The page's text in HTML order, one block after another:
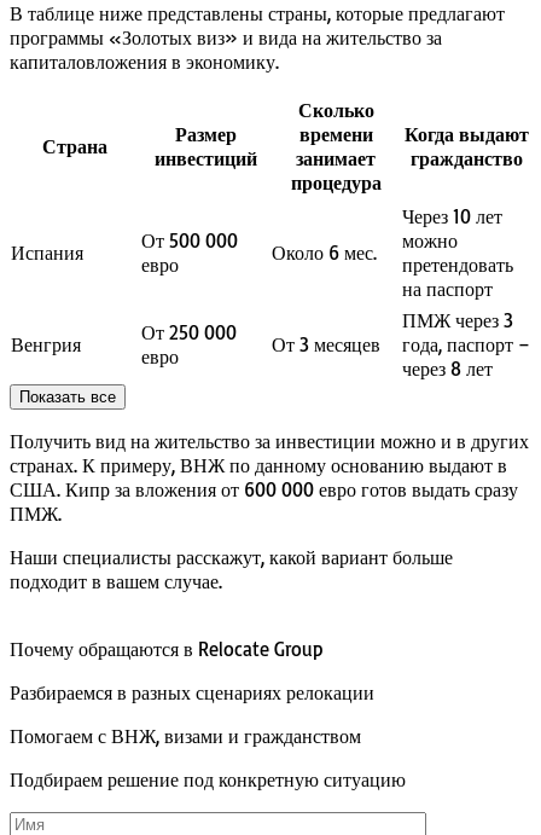
В таблице ниже представлены страны, которые предлагают
программы «Золотых виз» и вида на жительство за
капиталовложения в экономику.
Страна
Размер
инвестиций
Сколько
времени
занимает
процедура
Когда выдают
гражданство
Испания
От 500 000
евро
Около 6 мес.
Через 10 лет
можно
претендовать
на паспорт
Венгрия
От 250 000
евро
От 3 месяцев
ПМЖ через 3
года, паспорт –
через 8 лет
Показать все
Получить вид на жительство за инвестиции можно и в других
странах. К примеру, ВНЖ по данному основанию выдают в
США. Кипр за вложения от 600 000 евро готов выдать сразу
ПМЖ.
Наши специалисты расскажут, какой вариант больше
подходит в вашем случае.
Почему обращаются в Relocate Group
Разбираемся в разных сценариях релокации
Помогаем с ВНЖ, визами и гражданством
Подбираем решение под конкретную ситуацию